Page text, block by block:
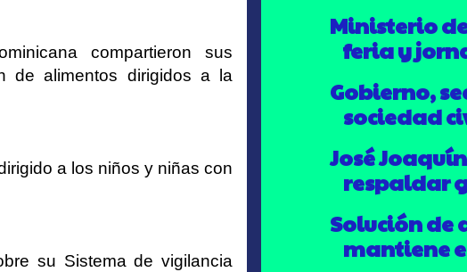
compartieron sus
de alimentos dirigidos a la
a los niños y niñas con
su Sistema de vigilancia
Ministerio
feria y
Gobierno,
sociedad
José
respaldar
Solución de
mantiene